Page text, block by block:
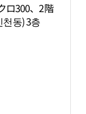
ロ300、2階
동) 3층